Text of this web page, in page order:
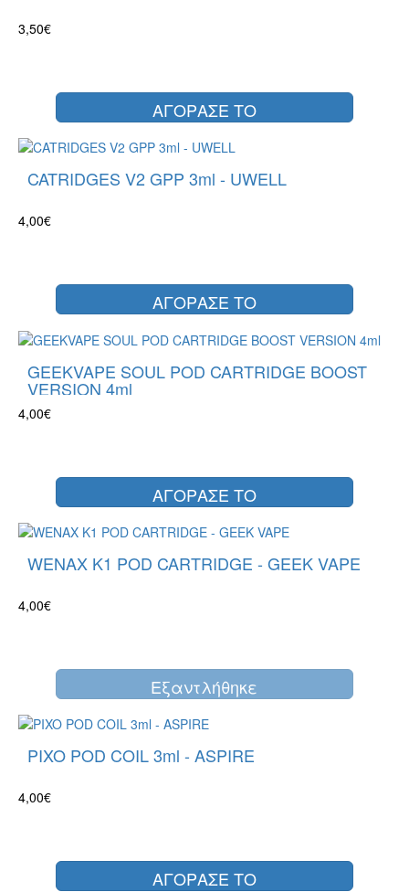
3,50€
ΑΓΟΡΑΣΕ ΤΟ
CATRIDGES V2 GPP 3ml - UWELL
4,00€
ΑΓΟΡΑΣΕ ΤΟ
GEEKVAPE SOUL POD CARTRIDGE BOOST
VERSION 4ml
4,00€
ΑΓΟΡΑΣΕ ΤΟ
WENAX K1 POD CARTRIDGE - GEEK VAPE
4,00€
Eξαντλήθηκε
PIXO POD COIL 3ml - ASPIRE
4,00€
ΑΓΟΡΑΣΕ ΤΟ